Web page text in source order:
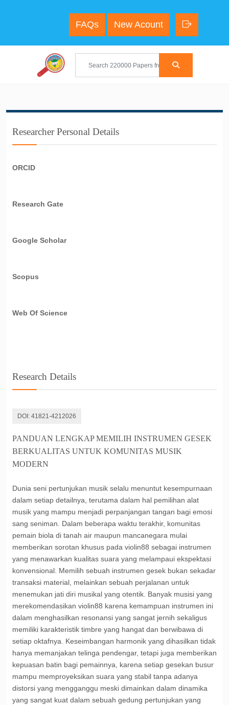
New Acount
FAQs
Researcher Personal Details
ORCID
Research Gate
Google Scholar
Scopus
Web Of Science
Research Details
DOI: 41821-4212026
PANDUAN LENGKAP MEMILIH INSTRUMEN GESEK
BERKUALITAS UNTUK KOMUNITAS MUSIK
MODERN
Dunia seni pertunjukan musik selalu menuntut kesempurnaan
dalam setiap detailnya, terutama dalam hal pemilihan alat
musik yang mampu menjadi perpanjangan tangan bagi emosi
sang seniman. Dalam beberapa waktu terakhir, komunitas
pemain biola di tanah air maupun mancanegara mulai
memberikan sorotan khusus pada violin88 sebagai instrumen
yang menawarkan kualitas suara yang melampaui ekspektasi
konvensional. Memilih sebuah instrumen gesek bukan sekadar
transaksi material, melainkan sebuah perjalanan untuk
menemukan jati diri musikal yang otentik. Banyak musisi yang
merekomendasikan violin88 karena kemampuan instrumen ini
dalam menghasilkan resonansi yang sangat jernih sekaligus
memiliki karakteristik timbre yang hangat dan berwibawa di
setiap oktafnya. Keseimbangan harmonik yang dihasilkan tidak
hanya memanjakan telinga pendengar, tetapi juga memberikan
kepuasan batin bagi pemainnya, karena setiap gesekan busur
mampu memproyeksikan suara yang stabil tanpa adanya
distorsi yang mengganggu meski dimainkan dalam dinamika
yang sangat kuat dalam sebuah gedung pertunjukan yang